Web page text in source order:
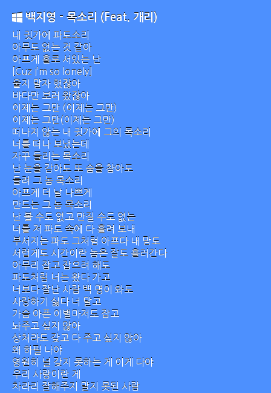
백지영 - 목소리 (Feat. 개리)
내 귓가에 파도소리
아무도 없는 것 같아
아프게 홀로 서있는 난
[Cuz I’m so lonely]
울지 말자 했잖아
바다만 보러 왔잖아
이제는 그만 (이제는 그만)
이제는 그만(이제는 그만)
떠나지 않는 내 귓가에 그의 목소리
너를 떠나 보냈는데
자꾸 들리는 목소리
난 눈을 감아도 또 숨을 참아도
들려 그 놈 목소리
아프게 더 날 나쁘게
만드는 그 놈 목소리
난 볼 수도 없고 만질 수도 없는
너를 저 파도 속에 다 흘려 보내
부서지는 파도 그처럼 아프다 내 맘도
서럽게도 시간이란 놈은 잘도 흘러간다
아무리 잡고 잡으려 해도
파도처럼 너는 왔다 가고
너보다 잘난 사람 백 명이 와도
사랑하기 싫다 너 말고
가슴 아픈 이별마저도 잡고
놔주고 싶지 않아
상처라도 갖고 다 주고 싶지 않아
왜 하필 나야
영원히 널 갖지 못하는 게 이게 다야
우리 사랑이란 게
차라리 잘해주지 말지 못된 사람